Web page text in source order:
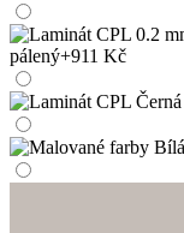
pálený+911 Kč